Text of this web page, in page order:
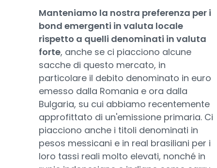
Manteniamo la nostra preferenza per i
bond emergenti in valuta locale
rispetto a quelli denominati in valuta
forte, anche se ci piacciono alcune
sacche di questo mercato, in
particolare il debito denominato in euro
emesso dalla Romania e ora dalla
Bulgaria, su cui abbiamo recentemente
approfittato di un'emissione primaria. Ci
piacciono anche i titoli denominati in
pesos messicani e in real brasiliani per i
loro tassi reali molto elevati, nonché in